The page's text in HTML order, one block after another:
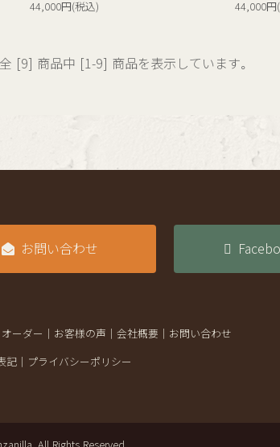
44,000円(税込) 44,000円
全 [9] 商品中 [1-9] 商品を表示しています。
お問い合わせ
オーダー お客様の声 会社概要 お問い合わせ
記 プライバシーポリシー